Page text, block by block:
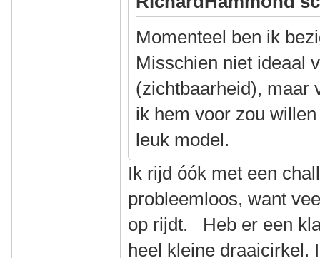
Momenteel ben ik
Misschien niet ideaal
(zichtbaarheid), maar
ik hem voor zou
leuk model.
Ik rijd óók met een
probleemloos, want
op rijdt. Heb er een
heel kleine draaicirkel.